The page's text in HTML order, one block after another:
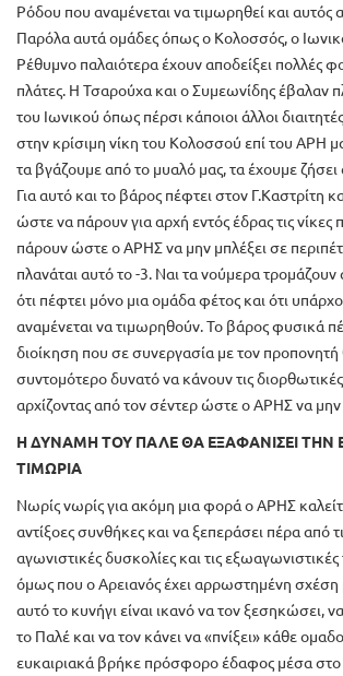
Ρόδου που αναμένεται να τιμωρηθεί και αυτός
Παρόλα αυτά ομάδες όπως ο Κολοσσός, ο
Ρέθυμνο παλαιότερα έχουν αποδείξει πολλές
πλάτες. Η Τσαρούχα και ο Συμεωνίδης έβαλαν
του Ιωνικού όπως πέρσι κάποιοι άλλοι
στην κρίσιμη νίκη του Κολοσσού επί του ΑΡΗ
τα βγάζουμε από το μυαλό μας, τα έχουμε
Για αυτό και το βάρος πέφτει στον Γ.Καστρίτη
ώστε να πάρουν για αρχή εντός έδρας τις νίκες
πάρουν ώστε ο ΑΡΗΣ να μην μπλέξει σε
πλανάται αυτό το -3. Ναι τα νούμερα
ότι πέφτει μόνο μια ομάδα φέτος και ότι
αναμένεται να τιμωρηθούν. Το βάρος φυσικά
διοίκηση που σε συνεργασία με τον προπονητή
συντομότερο δυνατό να κάνουν τις διορθωτικές
αρχίζοντας από τον σέντερ ώστε ο ΑΡΗΣ να μην
Η ΔΥΝΑΜΗ ΤΟΥ ΠΑΛΕ ΘΑ ΕΞΑΦΑΝΙΣΕΙ
ΤΙΜΩΡΙΑ
Νωρίς νωρίς για ακόμη μια φορά ο ΑΡΗΣ
αντίξοες συνθήκες και να ξεπεράσει πέρα από
αγωνιστικές δυσκολίες και τις
όμως που ο Αρειανός έχει αρρωστημένη σχέση
αυτό το κυνήγι είναι ικανό να τον ξεσηκώσει,
το Παλέ και να τον κάνει να «πνίξει» κάθε
ευκαιριακά βρήκε πρόσφορο έδαφος μέσα στο